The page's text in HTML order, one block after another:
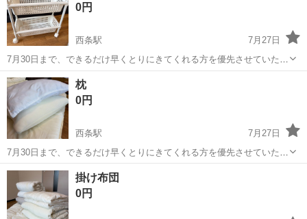
り・ドア・シートなどの各...
0円
西条駅
7月27日
7月30日まで、できるだけ早くとりにきてくれる方を優先させていただ
きます。 よろしくおねがいします。
広島 東広島市
枕
0円
西条駅
7月27日
7月30日まで、できるだけ早くとりにきてくれる方を優先させていただ
きます。 よろしくおねがいします。
広島 東広島市 西条駅
掛け布団
0円